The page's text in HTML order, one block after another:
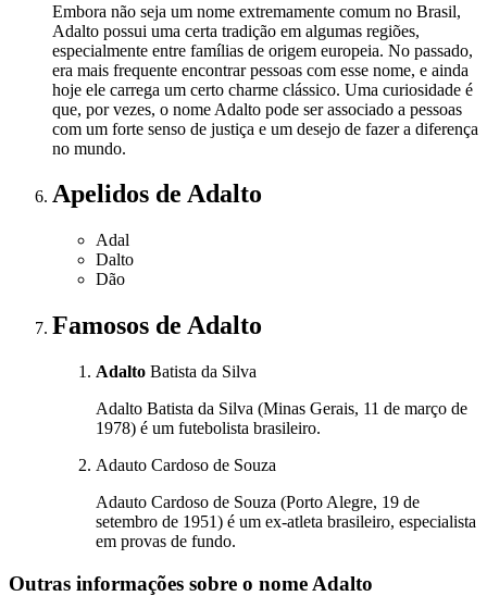
Embora não seja um nome extremamente comum no Brasil,
Adalto possui uma certa tradição em algumas regiões,
especialmente entre famílias de origem europeia. No passado,
era mais frequente encontrar pessoas com esse nome, e ainda
hoje ele carrega um certo charme clássico. Uma curiosidade é
que, por vezes, o nome Adalto pode ser associado a pessoas
com um forte senso de justiça e um desejo de fazer a diferença
no mundo.
Apelidos de Adalto
Adal
Dalto
Dão
Famosos de Adalto
Adalto Batista da Silva
Adalto Batista da Silva (Minas Gerais, 11 de março de
1978) é um futebolista brasileiro.
Adauto Cardoso de Souza
Adauto Cardoso de Souza (Porto Alegre, 19 de
setembro de 1951) é um ex-atleta brasileiro, especialista
em provas de fundo.
Outras informações sobre o nome Adalto